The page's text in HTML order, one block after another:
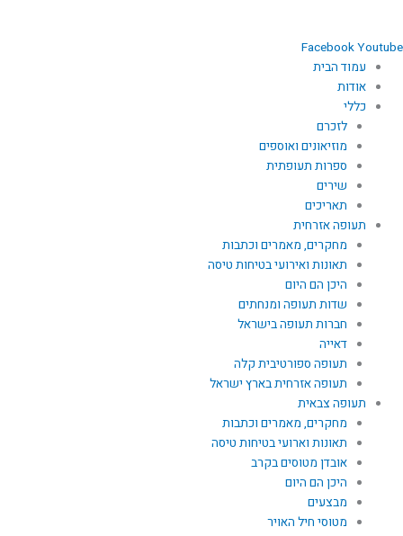
FacebookYoutube
עמוד הבית
אודות
כללי
לזכרם
מוזיאונים ואוספים
ספרות תעופתית
שירים
תאריכים
תעופה אזרחית
מחקרים, מאמרים וכתבות
תאונות ואירועי בטיחות טיסה
היכן הם היום
שדות תעופה ומנחתים
חברות תעופה בישראל
דאייה
תעופה ספורטיבית קלה
תעופה אזרחית בארץ ישראל
תעופה צבאית
מחקרים, מאמרים וכתבות
תאונות וארועי בטיחות טיסה
אובדן מטוסים בקרב
היכן הם היום
מבצעים
מטוסי חיל האויר